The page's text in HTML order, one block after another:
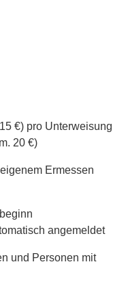
pro Unterweisung
20 €)
Ermessen
angemeldet
und Personen mit